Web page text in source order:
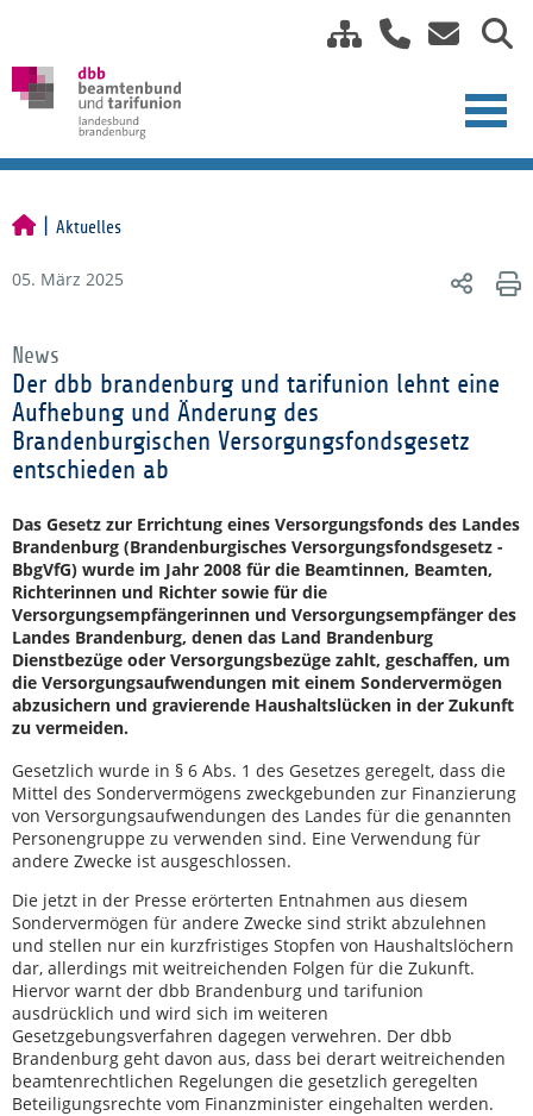
Aktuelles
05. März 2025
News
Der dbb brandenburg und tarifunion lehnt eine
Aufhebung und Änderung des
Brandenburgischen Versorgungsfondsgesetz
entschieden ab
Das Gesetz zur Errichtung eines Versorgungsfonds des Landes
Brandenburg (Brandenburgisches Versorgungsfondsgesetz -
BbgVfG) wurde im Jahr 2008 für die Beamtinnen, Beamten,
Richterinnen und Richter sowie für die
Versorgungsempfängerinnen und Versorgungsempfänger des
Landes Brandenburg, denen das Land Brandenburg
Dienstbezüge oder Versorgungsbezüge zahlt, geschaffen, um
die Versorgungsaufwendungen mit einem Sondervermögen
abzusichern und gravierende Haushaltslücken in der Zukunft
zu vermeiden.
Gesetzlich wurde in § 6 Abs. 1 des Gesetzes geregelt, dass die
Mittel des Sondervermögens zweckgebunden zur Finanzierung
von Versorgungsaufwendungen des Landes für die genannten
Personengruppe zu verwenden sind. Eine Verwendung für
andere Zwecke ist ausgeschlossen.
Die jetzt in der Presse erörterten Entnahmen aus diesem
Sondervermögen für andere Zwecke sind strikt abzulehnen
und stellen nur ein kurzfristiges Stopfen von Haushaltslöchern
dar, allerdings mit weitreichenden Folgen für die Zukunft.
Hiervor warnt der dbb Brandenburg und tarifunion
ausdrücklich und wird sich im weiteren
Gesetzgebungsverfahren dagegen verwehren. Der dbb
Brandenburg geht davon aus, dass bei derart weitreichenden
beamtenrechtlichen Regelungen die gesetzlich geregelten
Beteiligungsrechte vom Finanzminister eingehalten werden.